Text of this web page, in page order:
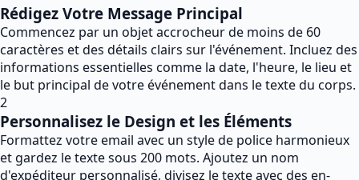
Rédigez Votre Message Principal
Commencez par un objet accrocheur de moins de 60
caractères et des détails clairs sur l'événement. Incluez des
informations essentielles comme la date, l'heure, le lieu et
le but principal de votre événement dans le texte du corps.
2
Personnalisez le Design et les Éléments
Formattez votre email avec un style de police harmonieux
et gardez le texte sous 200 mots. Ajoutez un nom
d'expéditeur personnalisé, divisez le texte avec des en-